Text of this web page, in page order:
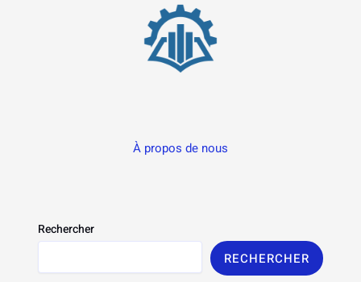
À propos de nous
Rechercher
RECHERCHER